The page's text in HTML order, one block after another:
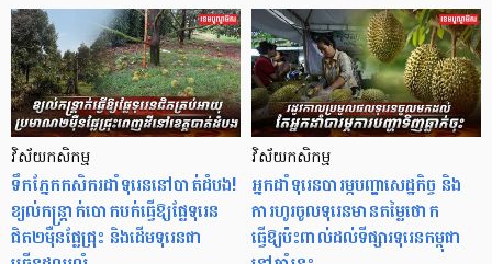
វិស័យ​កសិកម្ម
ទឹកភ្នែកកសិករដាំទុរេននៅបាត់ដំបង!
ខ្យល់កន្ត្រាក់បោកបក់ធ្វើឱ្យផ្លែទុរេន
ជិត២ម៉ឺនផ្លែជ្រុះ និងដើមទុរេនជា
វិស័យ​កសិកម្ម
អ្នកដាំទុរេនបារម្ភបញ្ហាសេដ្ឋកិច្ច និង
ការហូរចូលទុរេនមានតម្លៃថោក
ធ្វើឱ្យប៉ះពាល់ដល់ទីផ្សារទុរេនកម្ពុជា